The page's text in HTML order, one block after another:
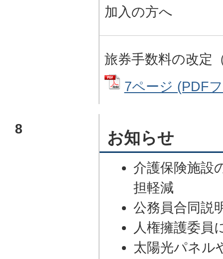
加入の方へ
旅券手数料の改定
7ページ (PDF
8 お知らせ
介護保険施設
担軽減
公務員合同説
人権擁護委員
太陽光パネル